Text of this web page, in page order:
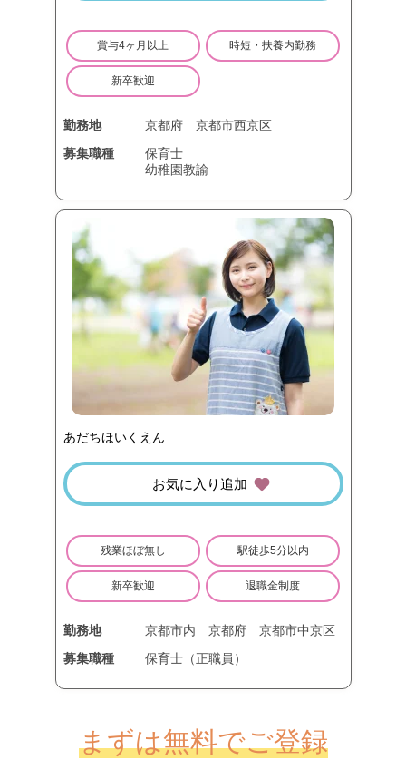
賞与4ヶ月以上 時短・扶養内勤務
新卒歓迎
勤務地 京都府
京都市西京区
募集職種
保育士
幼稚園教諭
あだちほいくえん
お気に入り追加
残業ほぼ無し 駅徒歩5分以内
新卒歓迎 退職金制度
勤務地 京都市内 京都府
京都市中京区
募集職種
保育士（正職員）
まずは無料でご登録